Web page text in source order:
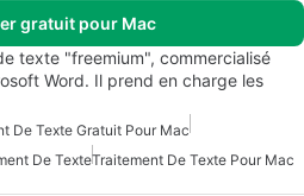
gratuit pour Mac
texte "freemium", commercialisé
Word. Il prend en charge les
De Texte Gratuit Pour Mac
De TexteTraitement De Texte Pour Mac